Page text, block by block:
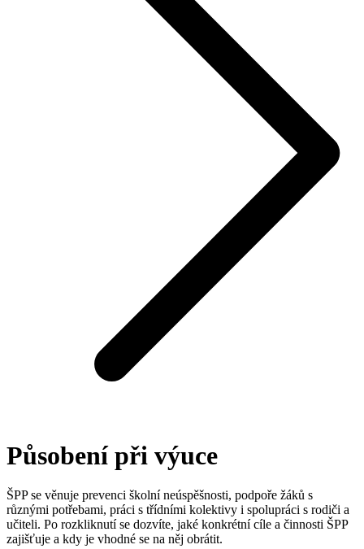
Působení při výuce
ŠPP se věnuje prevenci školní neúspěšnosti, podpoře žáků s
různými potřebami, práci s třídními kolektivy i spolupráci s rodiči a
učiteli. Po rozkliknutí se dozvíte, jaké konkrétní cíle a činnosti ŠPP
zajišťuje a kdy je vhodné se na něj obrátit.